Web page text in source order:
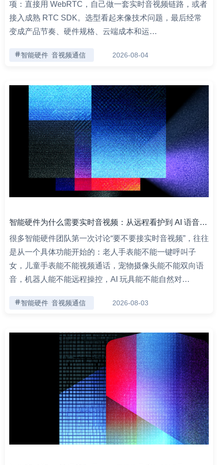
项：直接用 WebRTC，自己做一套实时音视频链路，或者
接入成熟 RTC SDK。选型看起来像技术问题，最后经常
变成产品节奏、硬件规格、云端成本和运…
智能硬件 音视频通信 2026-08-04
智能硬件为什么需要实时音视频：从远程看护到 AI 语音交互的产品形态拆解
很多智能硬件团队第一次讨论“要不要接实时音视频”，往往
是从一个具体功能开始的：老人手表能不能一键呼叫子
女，儿童手表能不能视频通话，宠物摄像头能不能双向语
音，机器人能不能远程操控，AI 玩具能不能自然对…
智能硬件 音视频通信 2026-08-03